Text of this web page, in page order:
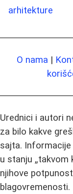
arhitekture
O nama |
Urednici i autori
za bilo kakve
sajta.
u stanju „takvom
njihove
blagovremenosti.